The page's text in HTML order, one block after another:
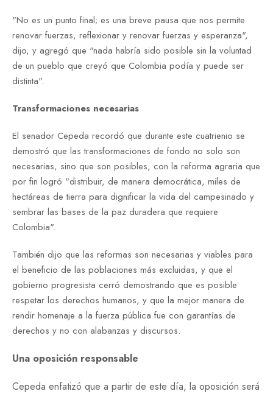
"No es un punto final; es una breve pausa que nos permite
renovar fuerzas, reflexionar y renovar fuerzas y esperanza",
dijo, y agregó que "nada habría sido posible sin la voluntad
de un pueblo que creyó que Colombia podía y puede ser
distinta".
Transformaciones necesarias
El senador Cepeda recordó que durante este cuatrienio se
demostró que las transformaciones de fondo no solo son
necesarias, sino que son posibles, con la reforma agraria que
por fin logró "distribuir, de manera democrática, miles de
hectáreas de tierra para dignificar la vida del campesinado y
sembrar las bases de la paz duradera que requiere
Colombia".
También dijo que las reformas son necesarias y viables para
el beneficio de las poblaciones más excluidas, y que el
gobierno progresista cerró demostrando que es posible
respetar los derechos humanos, y que la mejor manera de
rendir homenaje a la fuerza pública fue con garantías de
derechos y no con alabanzas y discursos.
Una oposición responsable
Cepeda enfatizó que a partir de este día, la oposición será